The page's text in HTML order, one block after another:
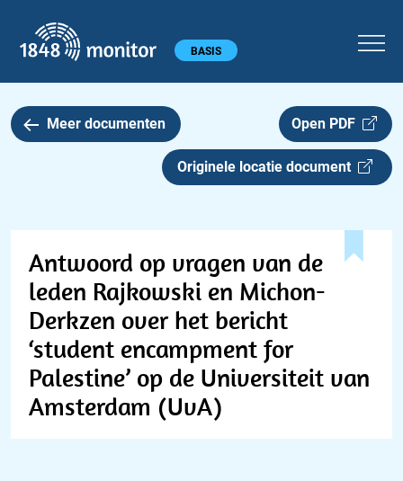
Hoofdmenu BASIS
Meer documenten Open PDF
Originele locatie document
Antwoord op vragen van de
leden Rajkowski en Michon-
Derkzen over het bericht
‘student encampment for
Palestine’ op de Universiteit van
Amsterdam (UvA)